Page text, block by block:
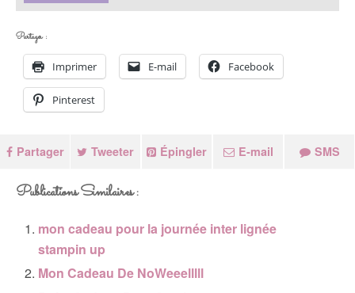
Partager :
Imprimer E-mail Facebook
Pinterest
Partager Tweeter Épingler E-mail SMS
Publications Similaires :
mon cadeau pour la journée inter lignée
stampin up
Mon Cadeau De NoWeeelllll